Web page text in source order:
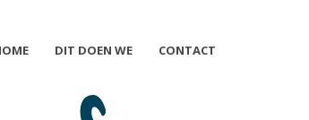
DIT DOEN WE CONTACT